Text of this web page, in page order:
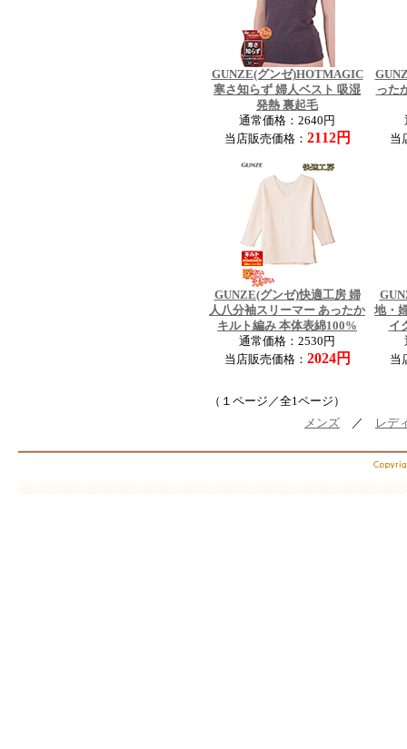
GUNZE(グンゼ)HOTMAGIC
寒さ知らず 婦人ベスト 吸湿
発熱 裏起毛
通常価格：2640円
当店販売価格： 2112円
った
当
GUNZE(グンゼ)快適工房 婦
人八分袖スリーマー あったか
キルト編み 本体表綿100%
通常価格：2530円
当店販売価格： 2024円
地・
イ
当
（１ページ／全1ページ）
メンズ ／ レデ